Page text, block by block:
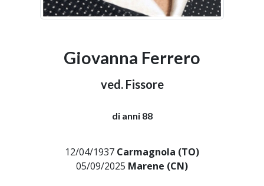
Giovanna Ferrero
ved. Fissore
di anni 88
12/04/1937 Carmagnola (TO)
05/09/2025 Marene (CN)